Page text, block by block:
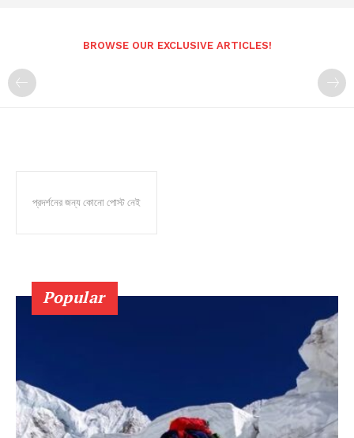
BROWSE OUR EXCLUSIVE ARTICLES!
প্রদর্শনের জন্য কোনো পোস্ট নেই
Popular